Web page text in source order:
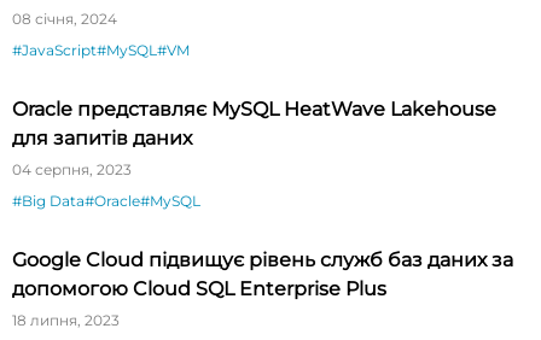
08 січня, 2024
#JavaScript#MySQL #VM
Oracle представляє MySQL HeatWave Lakehouse
для запитів даних
04 серпня, 2023
#Big Data#Oracle#MySQL
Google Cloud підвищує рівень служб баз даних за
допомогою Cloud SQL Enterprise Plus
18 липня, 2023